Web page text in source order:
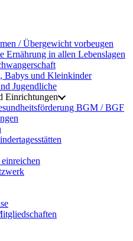
/ Übergewicht vorbeugen
Ernährung in allen Lebenslagen
Babys und Kleinkinder
Jugendliche
Einrichtungen
BGM / BGF